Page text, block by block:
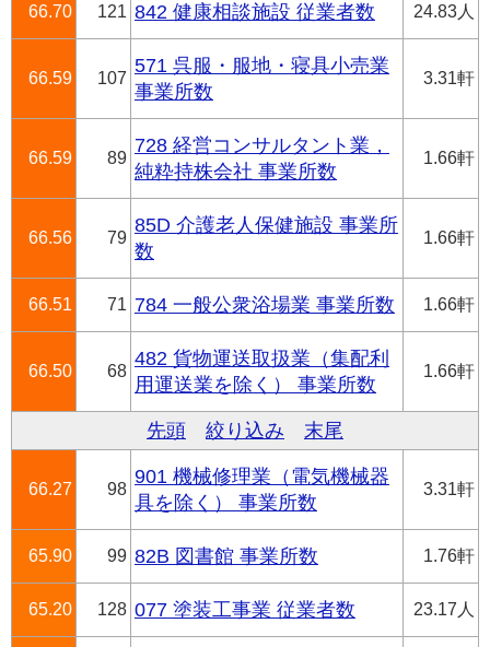
66.70 121 842 健康相談施設 従業者数 24.83人
66.59 107
571 呉服・服地・寝具小売業
事業所数
3.31軒
66.59 89
728 経営コンサルタント業，
純粋持株会社 事業所数
1.66軒
66.56 79
85D 介護老人保健施設 事業所
数
1.66軒
66.51 71 784 一般公衆浴場業 事業所数 1.66軒
66.50 68
482 貨物運送取扱業（集配利
用運送業を除く） 事業所数
1.66軒
先頭 絞り込み 末尾
66.27 98
901 機械修理業（電気機械器
具を除く） 事業所数
3.31軒
65.90 99 82B 図書館 事業所数 1.76軒
65.20 128 077 塗装工事業 従業者数 23.17人